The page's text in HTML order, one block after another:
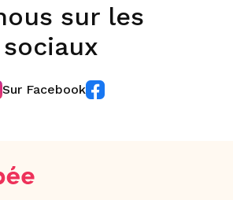
sur les
Sur Facebook